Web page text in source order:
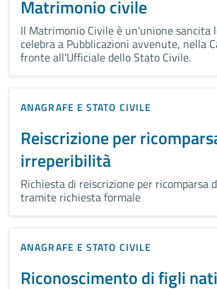
Matrimonio civile
Il Matrimonio Civile è un’unione sancita
celebra a Pubblicazioni avvenute, nella
fronte all’Ufficiale dello Stato Civile.
ANAGRAFE E STATO CIVILE
Reiscrizione per
irreperibilità
Richiesta di reiscrizione per ricomparsa
tramite richiesta formale
ANAGRAFE E STATO CIVILE
Riconoscimento di figli